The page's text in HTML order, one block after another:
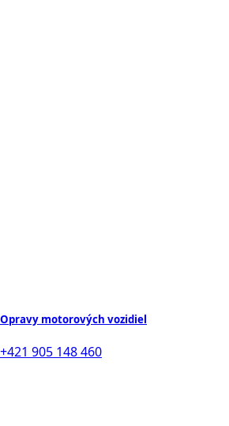
Opravy motorových vozidiel
+421 905 148 460